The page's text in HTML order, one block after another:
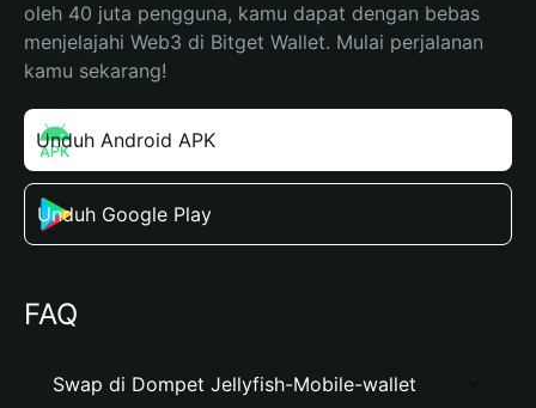
oleh 40 juta pengguna, kamu dapat dengan bebas
menjelajahi Web3 di Bitget Wallet. Mulai perjalanan
kamu sekarang!
Unduh Android APK
Unduh Google Play
FAQ
Swap di Dompet Jellyfish-Mobile-wallet